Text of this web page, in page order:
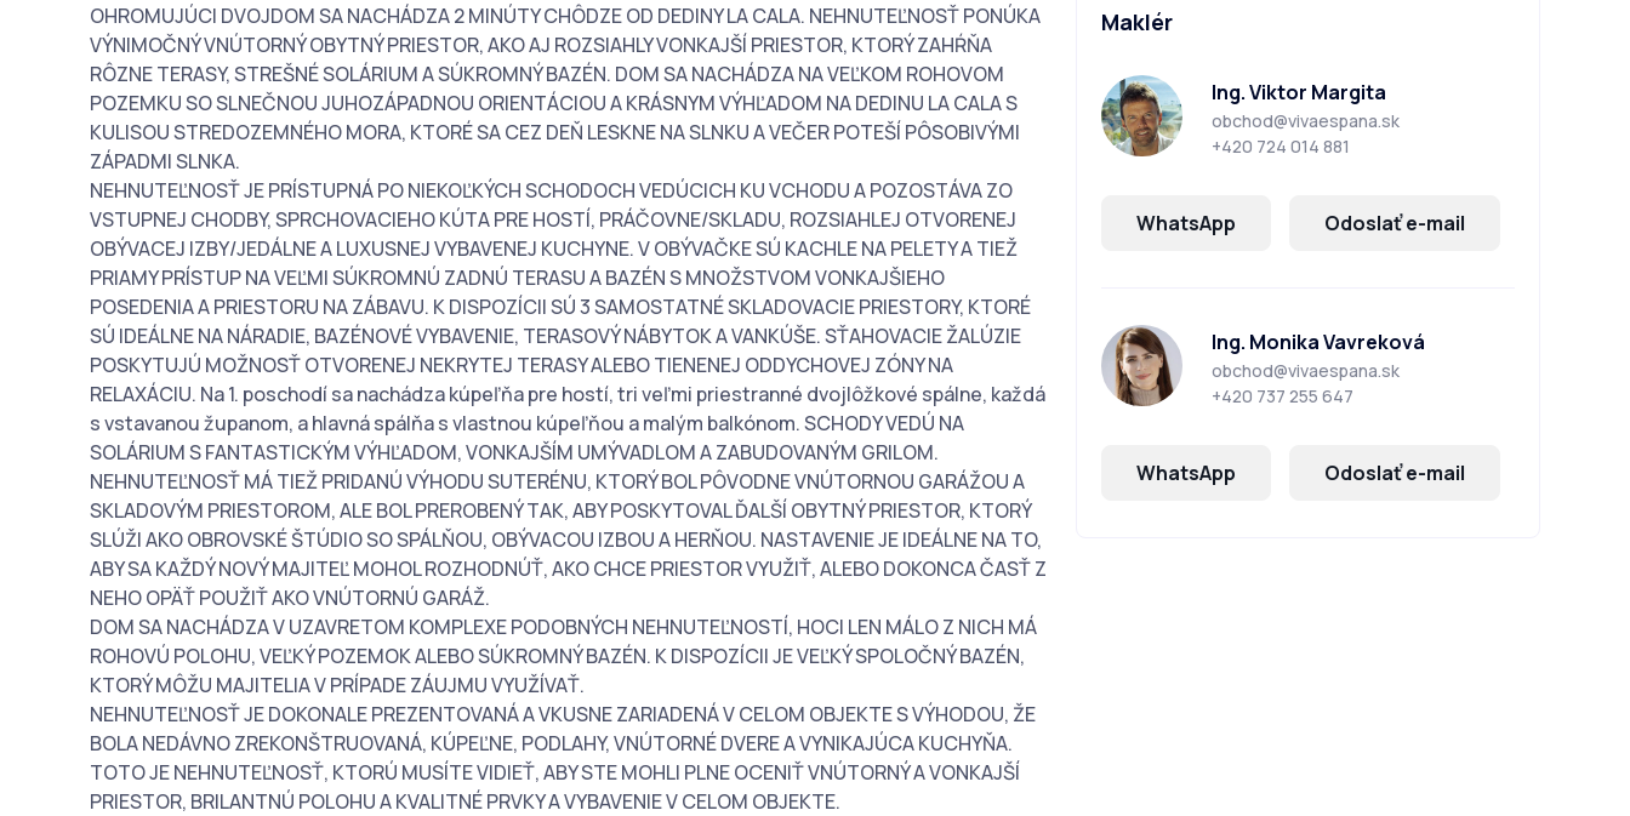
OHROMUJÚCI DVOJDOM SA NACHÁDZA 2 MINÚTY CHÔDZE OD DEDINY LA CALA. NEHNUTEĽNOSŤ PONÚKA
VÝNIMOČNÝ VNÚTORNÝ OBYTNÝ PRIESTOR, AKO AJ ROZSIAHLY VONKAJŠÍ PRIESTOR, KTORÝ ZAHŔŇA
RÔZNE TERASY, STREŠNÉ SOLÁRIUM A SÚKROMNÝ BAZÉN. DOM SA NACHÁDZA NA VEĽKOM ROHOVOM
POZEMKU SO SLNEČNOU JUHOZÁPADNOU ORIENTÁCIOU A KRÁSNYM VÝHĽADOM NA DEDINU LA CALA S
KULISOU STREDOZEMNÉHO MORA, KTORÉ SA CEZ DEŇ LESKNE NA SLNKU A VEČER POTEŠÍ PÔSOBIVÝMI
ZÁPADMI SLNKA.
NEHNUTEĽNOSŤ JE PRÍSTUPNÁ PO NIEKOĽKÝCH SCHODOCH VEDÚCICH KU VCHODU A POZOSTÁVA ZO
VSTUPNEJ CHODBY, SPRCHOVACIEHO KÚTA PRE HOSTÍ, PRÁČOVNE/SKLADU, ROZSIAHLEJ OTVORENEJ
OBÝVACEJ IZBY/JEDÁLNE A LUXUSNEJ VYBAVENEJ KUCHYNE. V OBÝVAČKE SÚ KACHLE NA PELETY A TIEŽ
PRIAMY PRÍSTUP NA VEĽMI SÚKROMNÚ ZADNÚ TERASU A BAZÉN S MNOŽSTVOM VONKAJŠIEHO
POSEDENIA A PRIESTORU NA ZÁBAVU. K DISPOZÍCII SÚ 3 SAMOSTATNÉ SKLADOVACIE PRIESTORY, KTORÉ
SÚ IDEÁLNE NA NÁRADIE, BAZÉNOVÉ VYBAVENIE, TERASOVÝ NÁBYTOK A VANKÚŠE. SŤAHOVACIE ŽALÚZIE
POSKYTUJÚ MOŽNOSŤ OTVORENEJ NEKRYTEJ TERASY ALEBO TIENENEJ ODDYCHOVEJ ZÓNY NA
RELAXÁCIU. Na 1. poschodí sa nachádza kúpeľňa pre hostí, tri veľmi priestranné dvojlôžkové spálne, každá
s vstavanou županom, a hlavná spálňa s vlastnou kúpeľňou a malým balkónom. SCHODY VEDÚ NA
SOLÁRIUM S FANTASTICKÝM VÝHĽADOM, VONKAJŠÍM UMÝVADLOM A ZABUDOVANÝM GRILOM.
NEHNUTEĽNOSŤ MÁ TIEŽ PRIDANÚ VÝHODU SUTERÉNU, KTORÝ BOL PÔVODNE VNÚTORNOU GARÁŽOU A
SKLADOVÝM PRIESTOROM, ALE BOL PREROBENÝ TAK, ABY POSKYTOVAL ĎALŠÍ OBYTNÝ PRIESTOR, KTORÝ
SLÚŽI AKO OBROVSKÉ ŠTÚDIO SO SPÁLŇOU, OBÝVACOU IZBOU A HERŇOU. NASTAVENIE JE IDEÁLNE NA TO,
ABY SA KAŽDÝ NOVÝ MAJITEĽ MOHOL ROZHODNÚŤ, AKO CHCE PRIESTOR VYUŽIŤ, ALEBO DOKONCA ČASŤ Z
NEHO OPÄŤ POUŽIŤ AKO VNÚTORNÚ GARÁŽ.
DOM SA NACHÁDZA V UZAVRETOM KOMPLEXE PODOBNÝCH NEHNUTEĽNOSTÍ, HOCI LEN MÁLO Z NICH MÁ
ROHOVÚ POLOHU, VEĽKÝ POZEMOK ALEBO SÚKROMNÝ BAZÉN. K DISPOZÍCII JE VEĽKÝ SPOLOČNÝ BAZÉN,
KTORÝ MÔŽU MAJITELIA V PRÍPADE ZÁUJMU VYUŽÍVAŤ.
NEHNUTEĽNOSŤ JE DOKONALE PREZENTOVANÁ A VKUSNE ZARIADENÁ V CELOM OBJEKTE S VÝHODOU, ŽE
BOLA NEDÁVNO ZREKONŠTRUOVANÁ, KÚPEĽNE, PODLAHY, VNÚTORNÉ DVERE A VYNIKAJÚCA KUCHYŇA.
TOTO JE NEHNUTEĽNOSŤ, KTORÚ MUSÍTE VIDIEŤ, ABY STE MOHLI PLNE OCENIŤ VNÚTORNÝ A VONKAJŠÍ
PRIESTOR, BRILANTNÚ POLOHU A KVALITNÉ PRVKY A VYBAVENIE V CELOM OBJEKTE.
Maklér
Ing. Viktor Margita
obchod@vivaespana.sk
+420 724 014 881
WhatsApp Odoslať e-mail
Ing. Monika Vavreková
obchod@vivaespana.sk
+420 737 255 647
WhatsApp Odoslať e-mail